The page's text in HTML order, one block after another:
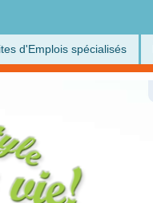
d'Emplois spécialisés